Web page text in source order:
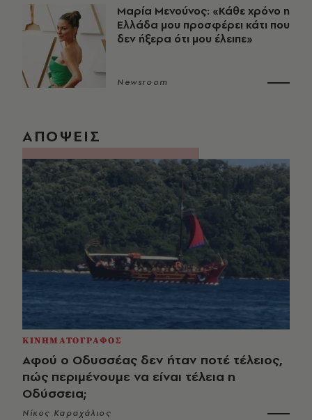
Μαρία Μενούνος: «Κάθε χρόνο η
Ελλάδα μου προσφέρει κάτι που
δεν ήξερα ότι μου έλειπε»
Newsroom
ΑΠΟΨΕΙΣ
ΚΙΝΗΜΑΤΟΓΡΑΦΟΣ
Αφού ο Οδυσσέας δεν ήταν ποτέ τέλειος,
πώς περιμένουμε να είναι τέλεια η
Οδύσσεια;
Νίκος Καραχάλιος